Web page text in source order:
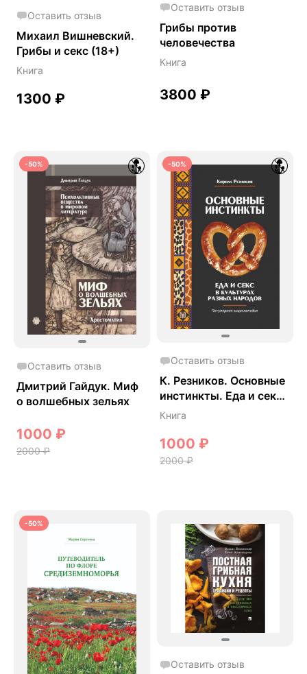
Оставить отзыв
Михаил Вишневский.
Грибы и секс (18+)
Книга
1300 ₽
Оставить отзыв
Грибы против
человечества
Книга
3800 ₽
-50%
Оставить отзыв
Дмитрий Гайдук. Миф
о волшебных зельях
1000 ₽
2000₽
-50%
Оставить отзыв
К. Резников. Основные
инстинкты. Еда и секс
в культурах разных
энциклопедия.
Книга
1000 ₽
2000₽
-50%
Оставить отзыв